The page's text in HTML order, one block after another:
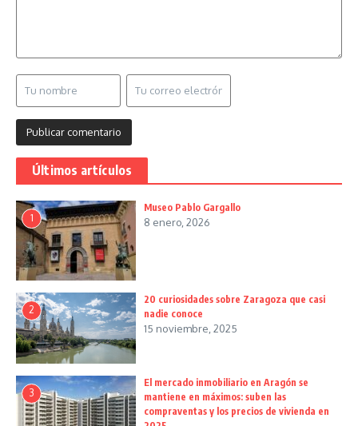
Últimos artículos
1
Museo Pablo Gargallo
8 enero, 2026
2
20 curiosidades sobre Zaragoza que casi
nadie conoce
15 noviembre, 2025
3
El mercado inmobiliario en Aragón se
mantiene en máximos: suben las
compraventas y los precios de vivienda en